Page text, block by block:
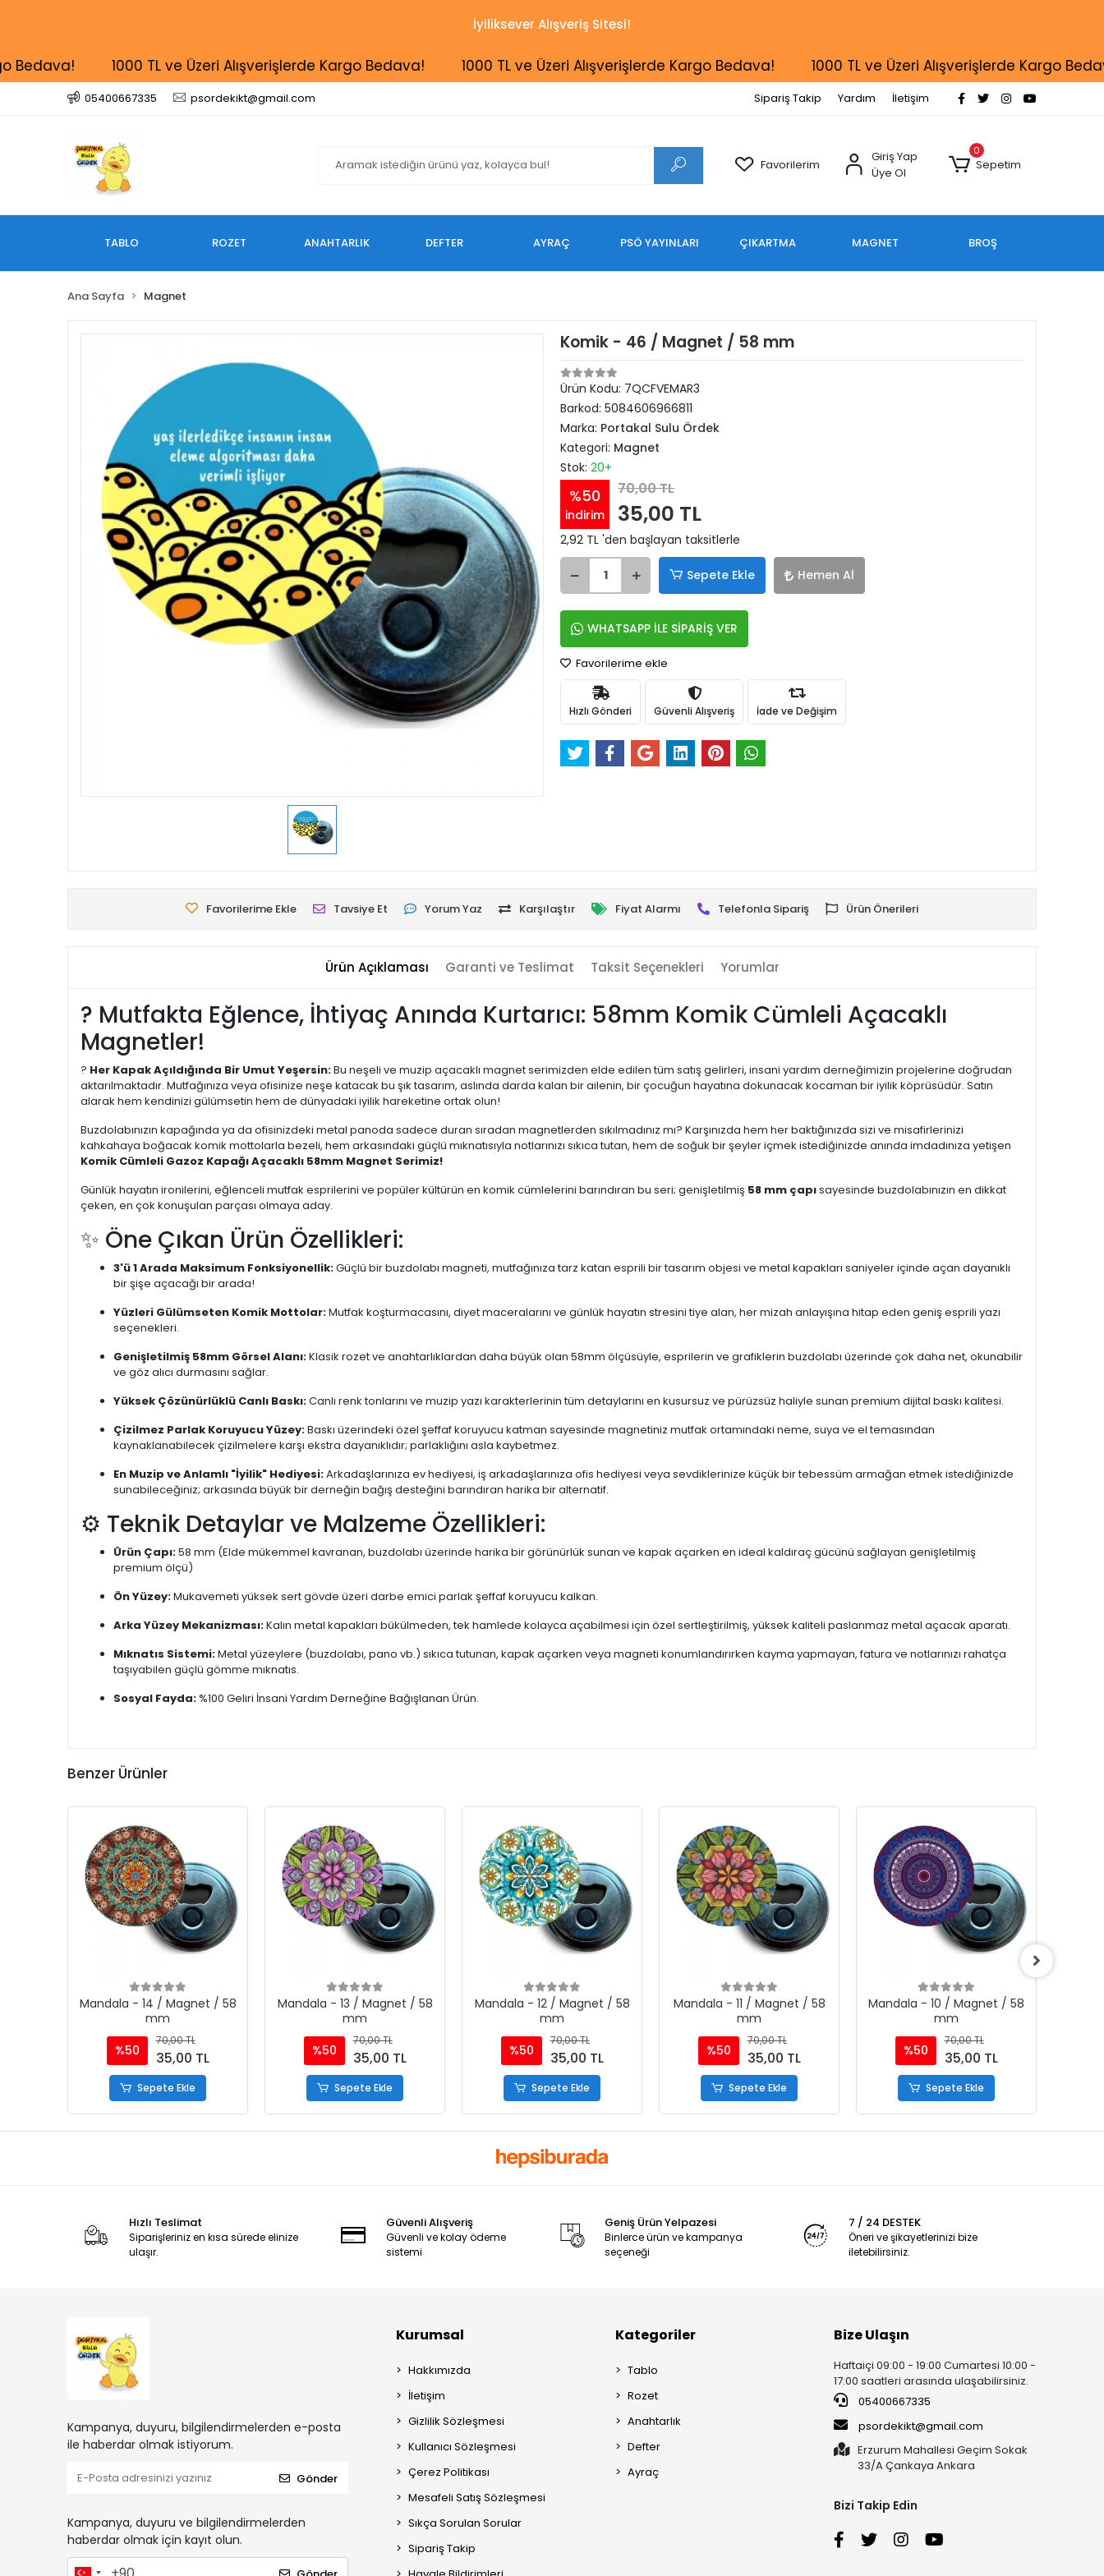
İyiliksever Alışveriş Sitesi!
1000 TL ve Üzeri Alışverişlerde Kargo Bedava! 1000 TL ve Üzeri Alışverişlerde Kargo Bedava! 1000 TL ve Üzeri Alışverişlerde Kargo Bedava!
05400667335 psordekikt@gmail.com Sipariş Takip Yardım İletişim
Favorilerim
Giriş Yap
Üye Ol
0
Sepetim
TABLO ROZET ANAHTARLIK DEFTER AYRAÇ PSÖ YAYINLARI ÇIKARTMA MAGNET BROŞ
Ana Sayfa Magnet
Komik - 46 / Magnet / 58 mm
Ürün Kodu: 7QCFVEMAR3
Barkod: 5084606966811
Marka: Portakal Sulu Ördek
Kategori: Magnet
Stok: 20+
%50
indirim
70,00 TL
35,00 TL
2,92 TL 'den başlayan taksitlerle
Sepete Ekle Hemen Al
WHATSAPP İLE SİPARİŞ VER
Favorilerime ekle
Hızlı Gönderi Güvenli Alışveriş İade ve Değişim
Favorilerime Ekle Tavsiye Et Yorum Yaz Karşılaştır Fiyat Alarmı Telefonla Sipariş Ürün Önerileri
Ürün Açıklaması Garanti ve Teslimat Taksit Seçenekleri Yorumlar
? Mutfakta Eğlence, İhtiyaç Anında Kurtarıcı: 58mm Komik Cümleli Açacaklı
Magnetler!
? Her Kapak Açıldığında Bir Umut Yeşersin:Bu neşeli ve muzip açacaklı magnet serimizden elde edilen tüm satış gelirleri, insani yardım derneğimizin projelerine doğrudan
aktarılmaktadır. Mutfağınıza veya ofisinize neşe katacak bu şık tasarım, aslında darda kalan bir ailenin, bir çocuğun hayatına dokunacak kocaman bir iyilik köprüsüdür. Satın
alarak hem kendinizi gülümsetin hem de dünyadaki iyilik hareketine ortak olun!
Buzdolabınızın kapağında ya da ofisinizdeki metal panoda sadece duran sıradan magnetlerden sıkılmadınız mı? Karşınızda hem her baktığınızda sizi ve misafirlerinizi
kahkahaya boğacak komik mottolarla bezeli, hem arkasındaki güçlü mıknatısıyla notlarınızı sıkıca tutan, hem de soğuk bir şeyler içmek istediğinizde anında imdadınıza yetişen
Komik Cümleli Gazoz Kapağı Açacaklı 58mm Magnet Serimiz!
Günlük hayatın ironilerini, eğlenceli mutfak esprilerini ve popüler kültürün en komik cümlelerini barındıran bu seri; genişletilmiş 58 mm çapısayesinde buzdolabınızın en dikkat
çeken, en çok konuşulan parçası olmaya aday.
✨ Öne Çıkan Ürün Özellikleri:
3'ü 1 Arada Maksimum Fonksiyonellik:Güçlü bir buzdolabı magneti, mutfağınıza tarz katan esprili bir tasarım objesi ve metal kapakları saniyeler içinde açan dayanıklı
bir şişe açacağı bir arada!
Yüzleri Gülümseten Komik Mottolar:Mutfak koşturmacasını, diyet maceralarını ve günlük hayatın stresini tiye alan, her mizah anlayışına hitap eden geniş esprili yazı
seçenekleri.
Genişletilmiş 58mm Görsel Alanı:Klasik rozet ve anahtarlıklardan daha büyük olan 58mm ölçüsüyle, esprilerin ve grafiklerin buzdolabı üzerinde çok daha net, okunabilir
ve göz alıcı durmasını sağlar.
Yüksek Çözünürlüklü Canlı Baskı:Canlı renk tonlarını ve muzip yazı karakterlerinin tüm detaylarını en kusursuz ve pürüzsüz haliyle sunan premium dijital baskı kalitesi.
Çizilmez Parlak Koruyucu Yüzey:Baskı üzerindeki özel şeffaf koruyucu katman sayesinde magnetiniz mutfak ortamındaki neme, suya ve el temasından
kaynaklanabilecek çizilmelere karşı ekstra dayanıklıdır; parlaklığını asla kaybetmez.
En Muzip ve Anlamlı "İyilik" Hediyesi:Arkadaşlarınıza ev hediyesi, iş arkadaşlarınıza ofis hediyesi veya sevdiklerinize küçük bir tebessüm armağan etmek istediğinizde
sunabileceğiniz; arkasında büyük bir derneğin bağış desteğini barındıran harika bir alternatif.
⚙️ Teknik Detaylar ve Malzeme Özellikleri:
Ürün Çapı:58 mm (Elde mükemmel kavranan, buzdolabı üzerinde harika bir görünürlük sunan ve kapak açarken en ideal kaldıraç gücünü sağlayan genişletilmiş
premium ölçü)
Ön Yüzey:Mukavemeti yüksek sert gövde üzeri darbe emici parlak şeffaf koruyucu kalkan.
Arka Yüzey Mekanizması:Kalın metal kapakları bükülmeden, tek hamlede kolayca açabilmesi için özel sertleştirilmiş, yüksek kaliteli paslanmaz metal açacak aparatı.
Mıknatıs Sistemi:Metal yüzeylere (buzdolabı, pano vb.) sıkıca tutunan, kapak açarken veya magneti konumlandırırken kayma yapmayan, fatura ve notlarınızı rahatça
taşıyabilen güçlü gömme mıknatıs.
Sosyal Fayda: %100 Geliri İnsani Yardım Derneğine Bağışlanan Ürün.
Benzer Ürünler
Mandala - 14 / Magnet / 58
mm
%50
70,00 TL
35,00 TL
Sepete Ekle
Mandala - 13 / Magnet / 58
mm
%50
70,00 TL
35,00 TL
Sepete Ekle
Mandala - 12 / Magnet / 58
mm
%50
70,00 TL
35,00 TL
Sepete Ekle
Mandala - 11 / Magnet / 58
mm
%50
70,00 TL
35,00 TL
Sepete Ekle
Mandala - 10 / Magnet / 58
mm
%50
70,00 TL
35,00 TL
Sepete Ekle
Hızlı Teslimat
Siparişleriniz en kısa sürede elinize
ulaşır.
Güvenli Alışveriş
Güvenli ve kolay ödeme
sistemi
Geniş Ürün Yelpazesi
Binlerce ürün ve kampanya
seçeneği
7 / 24 DESTEK
Öneri ve şikayetlerinizi bize
iletebilirsiniz.
Kampanya, duyuru, bilgilendirmelerden e-posta
ile haberdar olmak istiyorum.
Gönder
Kampanya, duyuru ve bilgilendirmelerden
haberdar olmak için kayıt olun.
Kurumsal
Hakkımızda
İletişim
Gizlilik Sözleşmesi
Kullanıcı Sözleşmesi
Çerez Politikası
Mesafeli Satış Sözleşmesi
Sıkça Sorulan Sorular
Sipariş Takip
Kategoriler
Tablo
Rozet
Anahtarlık
Defter
Ayraç
Bize Ulaşın
Haftaiçi 09:00 - 19:00 Cumartesi 10:00 -
17:00 saatleri arasında ulaşabilirsiniz.
05400667335
psordekikt@gmail.com
Erzurum Mahallesi Geçim Sokak
33/A Çankaya Ankara
Bizi Takip Edin